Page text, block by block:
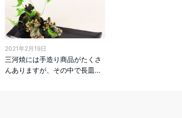
2021年2月19日
三河焼には手造り商品がたくさ
んありますが、その中で長皿...